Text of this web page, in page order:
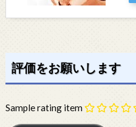
評価をお願いします
Sample rating item